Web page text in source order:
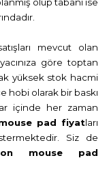
mevcut olan
göre toptan
yüksek stok hacmi
hobi olarak bir baskı
içinde her zaman
pad fiyatları
Siz de
mouse pad